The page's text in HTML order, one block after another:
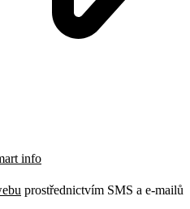
prostřednictvím SMS a e-mailů